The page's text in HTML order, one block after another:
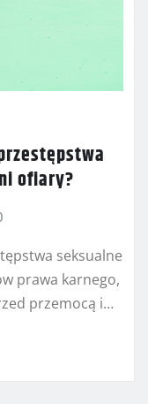
ofiary?
seksualne
prawa karnego,
przemocą i…